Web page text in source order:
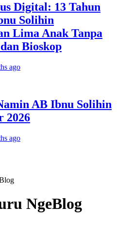
Digital: 13 Tahun
Solihin
Lima Anak Tanpa
Bioskop
ago
AB Ibnu Solihin
2026
ago
NgeBlog